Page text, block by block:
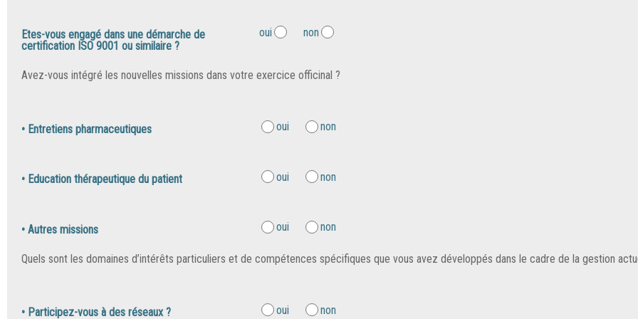
Etes-vous engagé dans une démarche de
certification ISO 9001 ou similaire ?
oui non
Avez-vous intégré les nouvelles missions dans votre exercice officinal ?
• Entretiens pharmaceutiques oui non
• Education thérapeutique du patient oui non
• Autres missions oui non
Quels sont les domaines d’intérêts particuliers et de compétences spécifiques que vous avez développés dans le cadre de la gestion
• Participez-vous à des réseaux ? oui non